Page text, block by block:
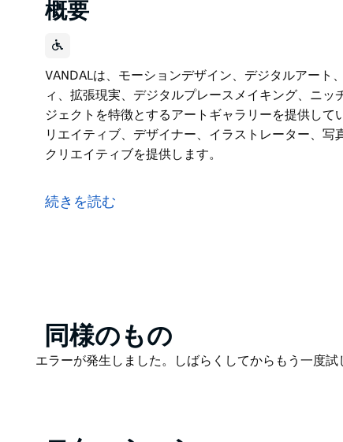
概要
VANDALは、モーションデザイン、デジタルアート
ィ、拡張現実、デジタルプレースメイキング、ニ
ジェクトを特徴とするアートギャラリーを提供して
リエイティブ、デザイナー、イラストレーター、
クリエイティブを提供します。
ィ、拡張現実、デジタルプレースメイキング、ニッ
ジェクトを特徴とするアートギャラリーを提供して
続きを読む
Product
List
同様のもの
Product
エラーが発生しました。しばらくしてからもう一度試